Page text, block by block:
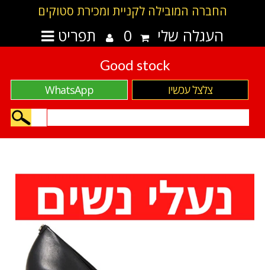
החברה המובילה לקניית ומכירת סטוקים
תפריט העגלה שלי 0
Good stock
WhatsApp צלצל עכשיו